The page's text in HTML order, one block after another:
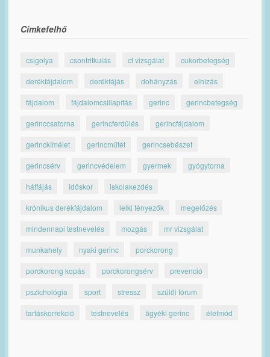
Címkefelhő
csigolya csontritkulás ct vizsgálat cukorbetegség
derékfájdalom derékfájás dohányzás elhízás
fájdalom fájdalomcsillapítás gerinc gerincbetegség
gerinccsatorna gerincferdülés gerincfájdalom
gerinckímélet gerincműtét gerincsebészet
gerincsérv gerincvédelem gyermek gyógytorna
hátfájás időskor iskolakezdés
krónikus derékfájdalom lelki tényezők megelőzés
mindennapi testnevelés mozgás mr vizsgálat
munkahely nyaki gerinc porckorong
porckorong kopás porckorongsérv prevenció
pszichológia sport stressz szülői fórum
tartáskorrekció testnevelés ágyéki gerinc életmód